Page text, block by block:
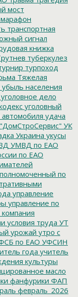
мост
марафон
транспортная
сигнал
книжка
туберкулез
турпоход
Тяжелая
убыль населения
уголовное дело
уголовный
автомобиля удача
УК
Украина укусы
УМВД по ЕАО
по ЕАО
по
управление
управление по
условия труда УТ
урожай утро с
по ЕАО УФСИН
года учитель
культуры
масло
фанфурики ФАП
февраль_2026